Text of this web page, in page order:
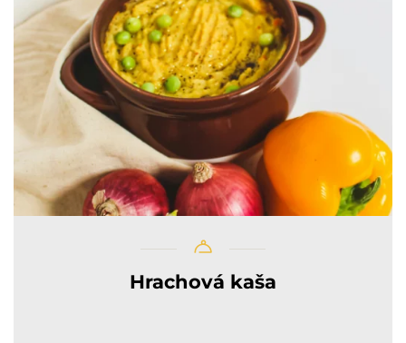
Hrachová kaša